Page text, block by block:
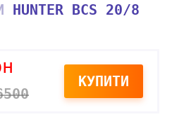
HUNTER BCS 20/8
КУПИТИ